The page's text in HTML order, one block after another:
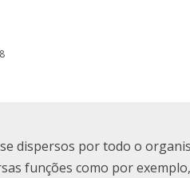
dispersos por todo o
funções como por